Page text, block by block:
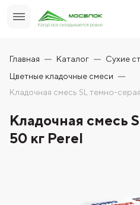
Главная Каталог
Сухие
Цветные кладочные смеси
Кладочная смесь SL темно-
Кладочная смесь
50 кг Perel